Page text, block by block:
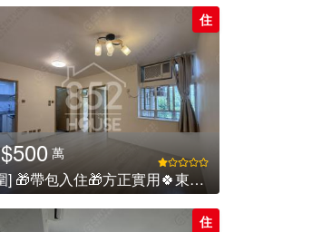
住
$500 萬
[大圍] 🎁帶包入住🎁方正實用🍀東南🍀2️⃣房.
住